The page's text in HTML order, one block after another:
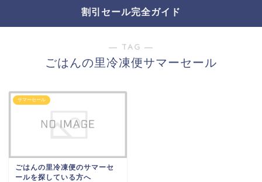
割引セール完全ガイド
― TAG ―
ごはんの里冷凍便サマーセール
サマーセール
ごはんの里冷凍便のサマーセ
ールを探している方へ